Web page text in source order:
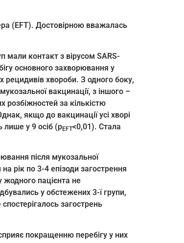
(EFT). Достовірною вважалась
мали контакт з вірусом SARS-
основного захворювання у
рецидивів хвороби. З одного боку,
вакцинації, з іншого –
розбіжностей за кількістю
якщо до вакцинації усі хворі
лише у 9 осіб (pEFT<0,01). Стала
після мукозальної
рік по 3-4 епізоди загострення
жодного пацієнта не
у обстежених 3-ї групи,
загострень
покращенню перебігу у них